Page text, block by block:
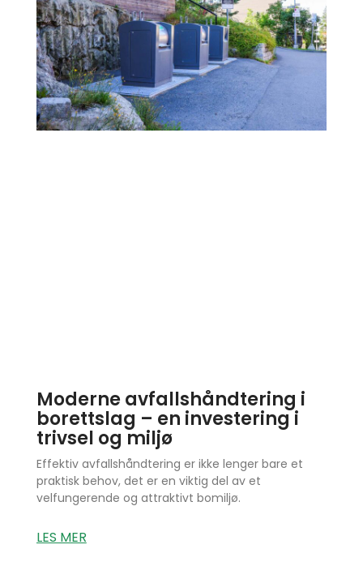
Moderne avfallshåndtering i
borettslag – en investering i
trivsel og miljø
Effektiv avfallshåndtering er ikke lenger bare et
praktisk behov, det er en viktig del av et
velfungerende og attraktivt bomiljø.
LES MER